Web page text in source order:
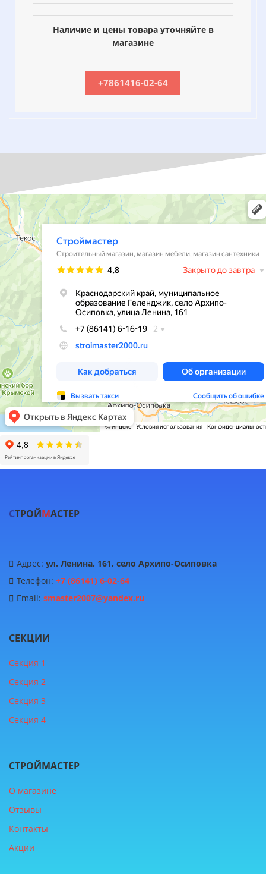
Наличие и цены товара уточняйте в
магазине
+7861416-02-64
СТРОЙМАСТЕР
Адрес: ул. Ленина, 161, село Архипо-Осиповка
Телефон: +7 (86141) 6-02-64
Email: smaster2007@yandex.ru
СЕКЦИИ
Секция 1
Секция 2
Секция 3
Секция 4
СТРОЙМАСТЕР
О магазине
Отзывы
Контакты
Акции